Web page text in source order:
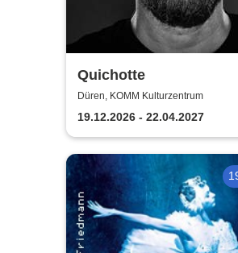
Quichotte
Düren, KOMM Kulturzentrum
19.12.2026 - 22.04.2027